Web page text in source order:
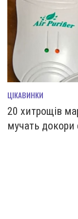
ЦІКАВИНКИ
20 хитрощів
мучать докори